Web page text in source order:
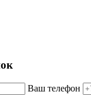
Ваш телефон